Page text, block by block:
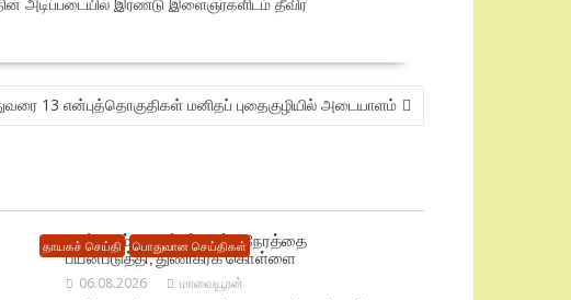
13 என்புத்தொகுதிகள் மனிதப் புதைகுழியில் அடையாளம்
தாயகச் செய்தி பொதுவான செய்திகள்
மின்சாரம் தடைப்பட்டிருந்த நேரத்தை
பயன்படுத்தி, துணிகரக் கொள்ளை
06.08.2026 மாவையூரன்